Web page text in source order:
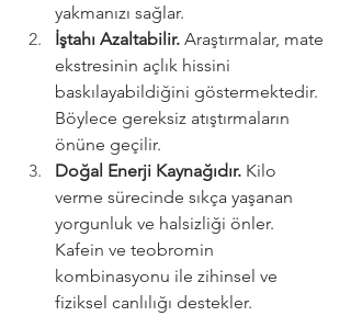
yakmanızı sağlar.
İştahı Azaltabilir. Araştırmalar, mate
ekstresinin açlık hissini
baskılayabildiğini göstermektedir.
Böylece gereksiz atıştırmaların
önüne geçilir.
Doğal Enerji Kaynağıdır. Kilo
verme sürecinde sıkça yaşanan
yorgunluk ve halsizliği önler.
Kafein ve teobromin
kombinasyonu ile zihinsel ve
fiziksel canlılığı destekler.